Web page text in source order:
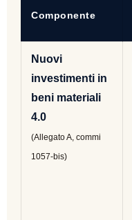
Componente
Nuovi
investimenti in
beni materiali
4.0
(Allegato A, commi
1057-bis)